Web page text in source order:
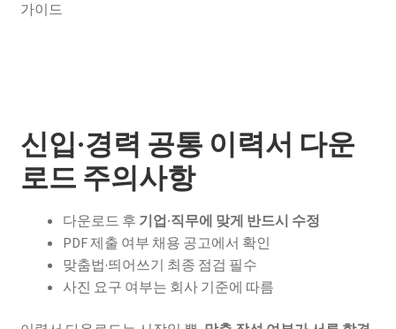
신입·경력 공통 이력서 다운
로드 주의사항
다운로드 후 기업·직무에 맞게 반드시 수정
PDF 제출 여부 채용 공고에서 확인
맞춤법·띄어쓰기 최종 점검 필수
사진 요구 여부는 회사 기준에 따름